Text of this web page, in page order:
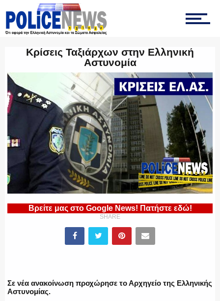
ΟΜΑΔΑ “Ζ”
ΥΑΤ/ΥΜΕΤ
ΕΛΛΗΝΙΚΗ ΑΣΤΥΝΟΜΙΑ
ΠΥΡΟΣΒΕΣΤΙΚΗ
Κρίσεις Ταξιάρχων στην Ελληνική
Αστυνομία
Βρείτε μας στο Google News! Πατήστε εδώ!
SHARE
Σε νέα ανακοίνωση προχώρησε το Αρχηγείο της Ελληνικής
Αστυνομίας.